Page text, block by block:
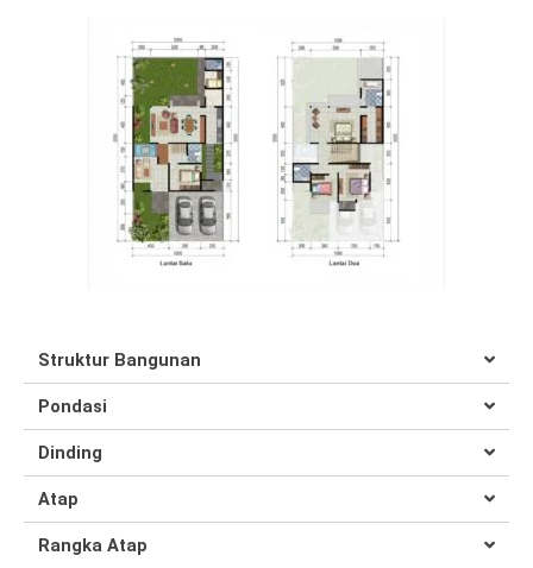
Struktur Bangunan
Pondasi
Dinding
Atap
Rangka Atap